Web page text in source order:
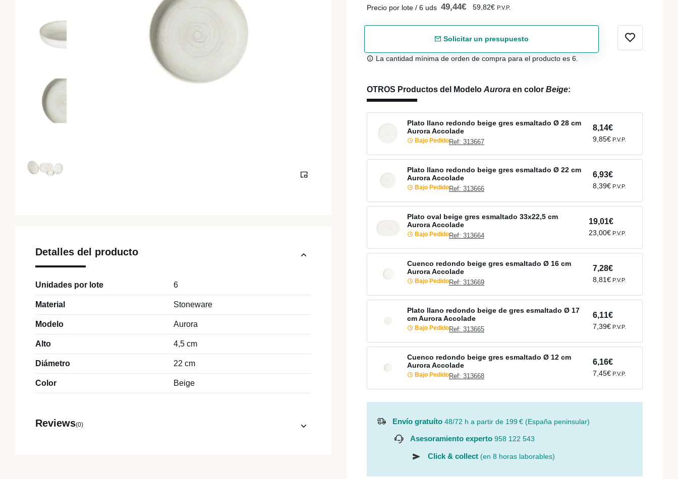
Detalles del producto
Unidades por lote 6
Material Stoneware
Modelo Aurora
Alto 4,5 cm
Diámetro 22 cm
Color Beige
Reviews(0)
Precio por lote / 6 uds 49,44€ 59,82€ P.V.P.
Solicitar un presupuesto
La cantidad mínima de orden de compra para el producto es 6.
OTROS Productos del Modelo Aurora en color Beige:
Plato llano redondo beige gres esmaltado Ø 28 cm
Aurora Accolade
Bajo PedidoRef: 313667
8,14€
9,85€ P.V.P.
Plato llano redondo beige gres esmaltado Ø 22 cm
Aurora Accolade
Bajo PedidoRef: 313666
6,93€
8,39€ P.V.P.
Plato oval beige gres esmaltado 33x22,5 cm
Aurora Accolade
Bajo PedidoRef: 313664
19,01€
23,00€ P.V.P.
Cuenco redondo beige gres esmaltado Ø 16 cm
Aurora Accolade
Bajo PedidoRef: 313669
7,28€
8,81€ P.V.P.
Plato llano redondo beige de gres esmaltado Ø 17
cm Aurora Accolade
Bajo PedidoRef: 313665
6,11€
7,39€ P.V.P.
Cuenco redondo beige gres esmaltado Ø 12 cm
Aurora Accolade
Bajo PedidoRef: 313668
6,16€
7,45€ P.V.P.
Envío gratuíto 48/72 h a partir de 199 € (España peninsular)
Asesoramiento experto 958 122 543
Click & collect (en 8 horas laborables)